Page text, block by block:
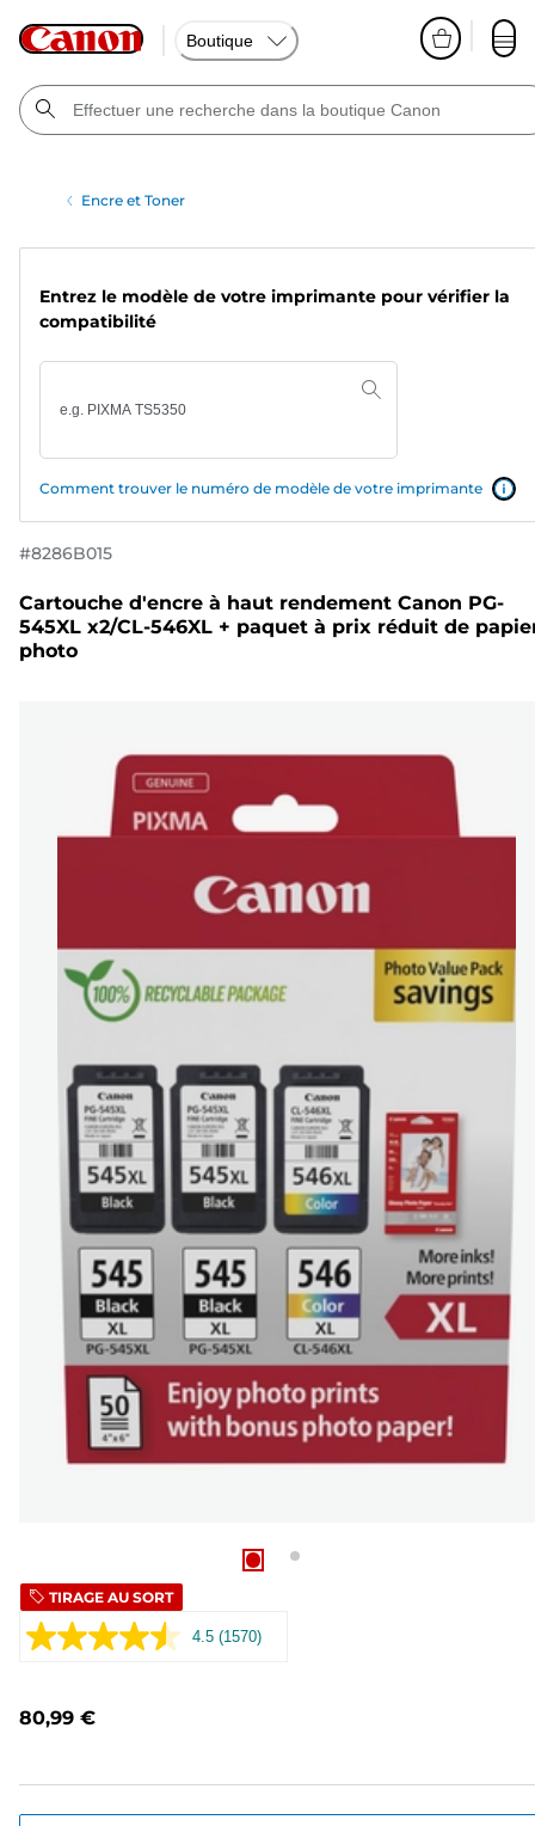
Boutique
Encre et Toner
Entrez le modèle de votre imprimante pour vérifier la
compatibilité
Comment trouver le numéro de modèle de votre imprimante
#8286B015
Cartouche d'encre à haut rendement Canon PG-
545XL x2/CL-546XL + paquet à prix réduit de
photo
TIRAGE AU SORT
4.5 Lire
(1570)
80,99 €